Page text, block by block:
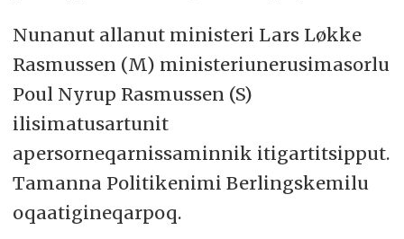
Nunanut allanut ministeri Lars Løkke
Rasmussen (M) ministeriunerusimasorlu
Poul Nyrup Rasmussen (S)
ilisimatusartunit
apersorneqarnissaminnik itigartitsipput.
Tamanna Politikenimi Berlingskemilu
oqaatigineqarpoq.